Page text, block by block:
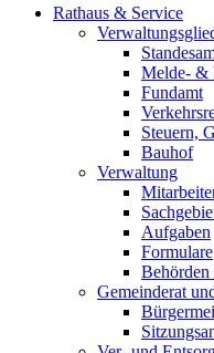
Rathaus & Service
Melde- &
Fundamt
Steuern,
Bauhof
Verwaltung
Aufgaben
Formulare
Behörden
Gemeinderat